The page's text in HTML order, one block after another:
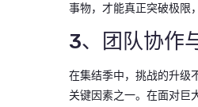
事物，才能真正突破极限
3、团队协作
在集结季中，挑战的升级
关键因素之一。在面对巨